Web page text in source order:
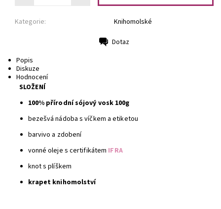
Kategorie: Knihomolské
Dotaz
Popis
Diskuze
Hodnocení
SLOŽENÍ
100% přírodní sójový vosk 100g
bezešvá nádoba s víčkem a etiketou
barvivo a zdobení
vonné oleje s certifikátem IFRA
knot s plíškem
krapet knihomolství